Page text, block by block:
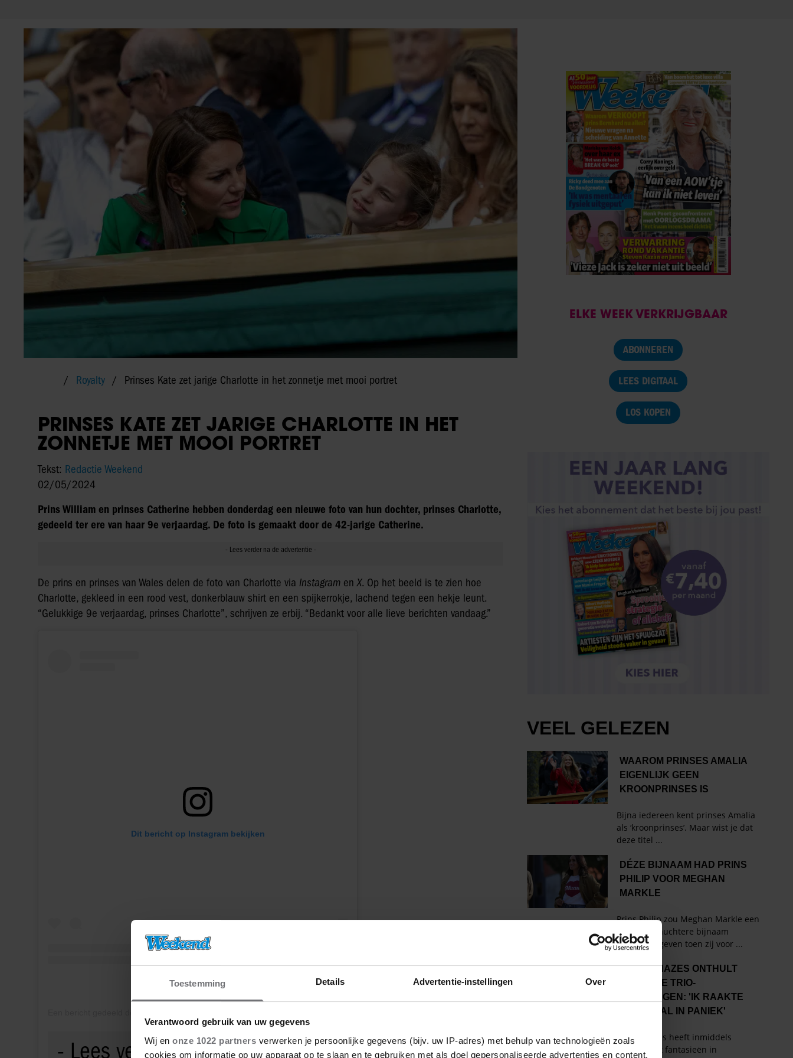
Toestemming Details Advertentie-instellingen Over
Verantwoord gebruik van uw gegevens
Wij en onze 1022 partners verwerken je persoonlijke gegevens (bijv. uw IP-adres) met behulp van technologieën zoals
cookies om informatie op uw apparaat op te slaan en te gebruiken met als doel gepersonaliseerde advertenties en content,
Royalty Prinses Kate zet jarige Charlotte in het zonnetje met mooi portret
PRINSES KATE ZET JARIGE CHARLOTTE IN HET
ZONNETJE MET MOOI PORTRET
Tekst: Redactie Weekend
02/05/2024
Prins William en prinses Catherine hebben donderdag een nieuwe foto van hun dochter, prinses Charlotte,
gedeeld ter ere van haar 9e verjaardag. De foto is gemaakt door de 42-jarige Catherine.
De prins en prinses van Wales delen de foto van Charlotte via Instagram enX. Op het beeld is te zien hoe
Charlotte, gekleed in een rood vest, donkerblauw shirt en een spijkerrokje, lachend tegen een hekje leunt.
“Gelukkige 9e verjaardag, prinses Charlotte”, schrijven ze erbij. “Bedankt voor alle lieve berichten vandaag.”
Dit bericht op Instagram bekijken
ELKE WEEK VERKRIJGBAAR
ABONNEREN
LEES DIGITAAL
LOS KOPEN